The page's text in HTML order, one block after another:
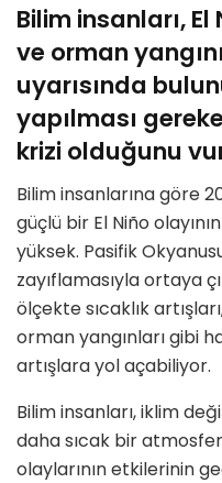
Bilim insanları, El
ve orman
uyarısında
yapılması
krizi olduğunu
Bilim insanlarına göre
güçlü bir El Niño
yüksek. Pasifik
zayıflamasıyla ortaya
ölçekte sıcaklık
orman yangınları gibi
artışlara yol açabiliyor.
Bilim insanları, iklim
daha sıcak bir
olaylarının etkilerinin